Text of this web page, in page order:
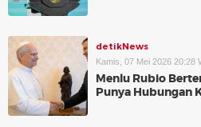
detikNews
Kamis, 07 Mei 2026 20:28
Menlu Rubio
Punya Hubungan